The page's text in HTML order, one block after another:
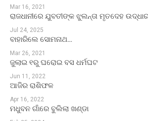
Mar 16, 2021
ରାଜଧାନୀରେ ଯୁବତୀଙ୍କ ଝୁଲନ୍ତା ମୃତଦେହ
Jul 24, 2025
ବାହାରିଲେ ସୋମନାଥ…
Mar 26, 2021
ଜୁଲାଇ ୧ରୁ ଘରୋଇ ବସ ଧର୍ମଘଟ
Jun 11, 2022
ଆଜିର ରାଶିଫଳ
Apr 16, 2022
ମଧୁବନ ଗାଁରେ ବୁଲିଲା ଖଣ୍ଡା